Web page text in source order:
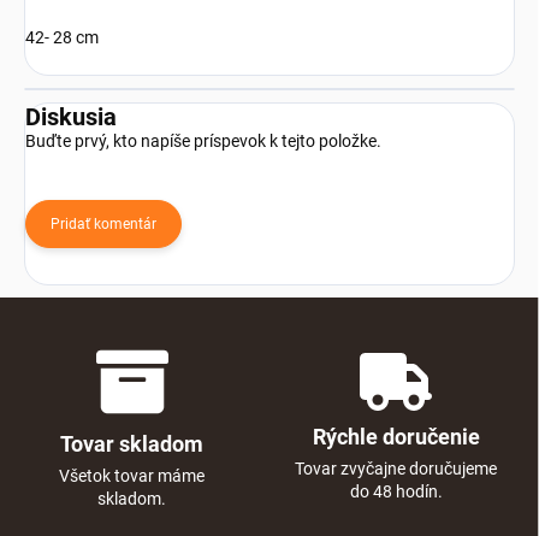
42- 28 cm
Diskusia
Buďte prvý, kto napíše príspevok k tejto položke.
Pridať komentár
Tovar skladom
Všetok tovar máme
skladom.
Rýchle doručenie
Tovar zvyčajne doručujeme
do 48 hodín.